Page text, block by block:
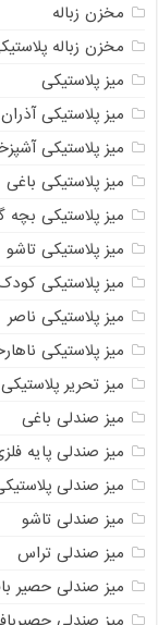
مخزن زباله
مخزن زباله
میز پلاستیکی
میز پلاستیکی
میز پلاستیکی
میز پلاستیکی باغی
میز پلاستیکی بچه
میز پلاستیکی تاشو
میز پلاستیکی
میز پلاستیکی ناصر
میز پلاستیکی
میز تحریر پلاستیکی
میز صندلی باغی
میز صندلی پایه
میز صندلی
میز صندلی تاشو
میز صندلی تراس
میز صندلی حصیر